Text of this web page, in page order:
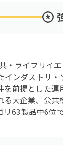
・ライフサイ
ンダストリ
前提とした
大企業、公
63製品中6